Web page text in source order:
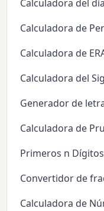
Calculadora del
Calculadora de
Calculadora de
Calculadora del
Generador de
Calculadora de
Primeros n
Convertidor de
Calculadora de